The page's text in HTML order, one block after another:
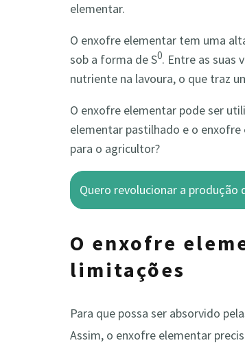
elementar.
O enxofre elementar tem uma
sob a forma de S0. Entre as suas
nutriente na lavoura, o que traz
O enxofre elementar pode ser
elementar pastilhado e o
para o agricultor?
Quero revolucionar a produção
O enxofre
limitações
Para que possa ser absorvido
Assim, o enxofre elementar